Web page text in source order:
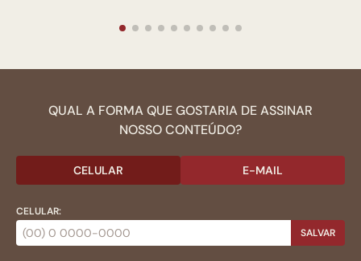
QUAL A FORMA QUE GOSTARIA DE ASSINAR
NOSSO CONTEÚDO?
CELULAR E-MAIL
CELULAR:
SALVAR